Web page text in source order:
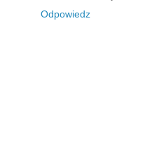
Odpowiedz